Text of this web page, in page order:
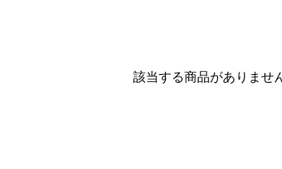
該当する商品がありませ